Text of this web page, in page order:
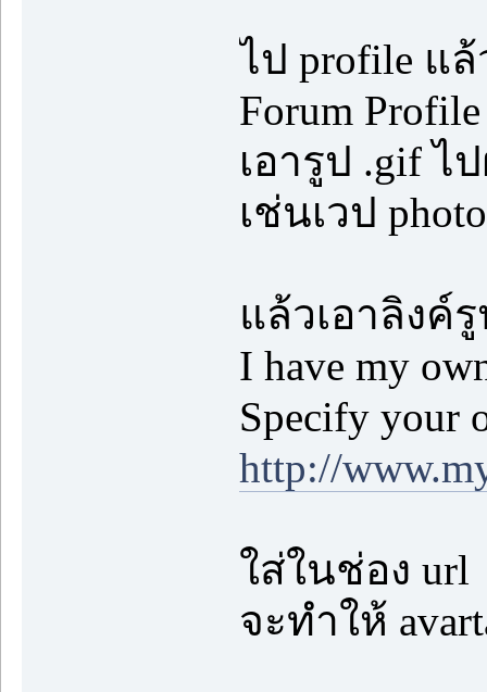
ไป profile แล้
Forum
เอารูป .gif ไ
เช่นเวป
แล้วเอาลิงค์
I have my
Specify your
http://
ใส่ในช่อง url
จะทำให้